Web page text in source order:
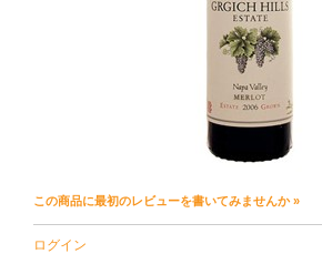
この商品に最初のレビューを書いてみませんか »
ログイン